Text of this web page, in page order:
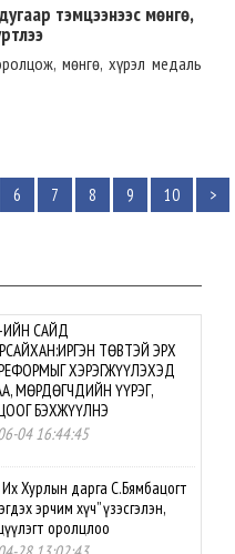
тэмцээнээс мөнгө,
мөнгө, хүрэл медаль
6 7 8 9 10
>
САЙД
ТӨВТЭЙ ЭРХ
ХЭРЭГЖҮҮЛЭХЭД
МӨРДӨГЧДИЙН ҮҮРЭГ,
БЭХЖҮҮЛНЭ
04 16:44:45
Хурлын дарга С.Бямбацогт
эрчим хүч” үзэсгэлэн,
оролцлоо